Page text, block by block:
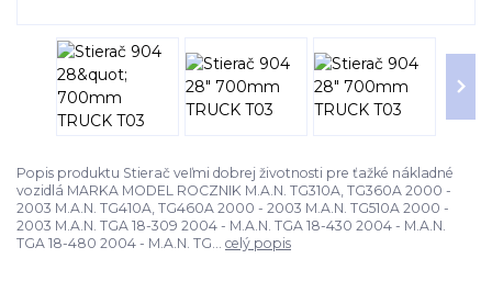
Popis produktu Stierač veľmi dobrej životnosti pre ťažké nákladné
vozidlá MARKA MODEL ROCZNIK M.A.N. TG310A, TG360A 2000 -
2003 M.A.N. TG410A, TG460A 2000 - 2003 M.A.N. TG510A 2000 -
2003 M.A.N. TGA 18-309 2004 - M.A.N. TGA 18-430 2004 - M.A.N.
TGA 18-480 2004 - M.A.N. TG... celý popis